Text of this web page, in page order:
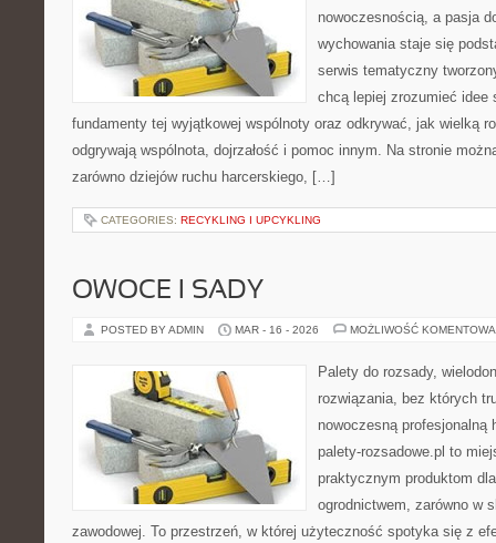
nowoczesnością, a pasja
wychowania staje się
serwis tematyczny
chcą lepiej zrozumieć idee
fundamenty tej wyjątkowej wspólnoty oraz odkrywać, jak wielką
odgrywają wspólnota, dojrzałość i pomoc innym. Na stronie
zarówno dziejów ruchu harcerskiego, […]
CATEGORIES: RECYKLING I UPCYKLING
OWOCE I SADY
POSTED BY ADMIN MAR - 16 - 2026 MOŻLIWOŚĆ
Palety do rozsady,
rozwiązania, bez których
nowoczesną profesjonalną
palety-rozsadowe.pl to
praktycznym produktom
ogrodnictwem, zarówno w
zawodowej. To przestrzeń, w której użyteczność spotyka się z